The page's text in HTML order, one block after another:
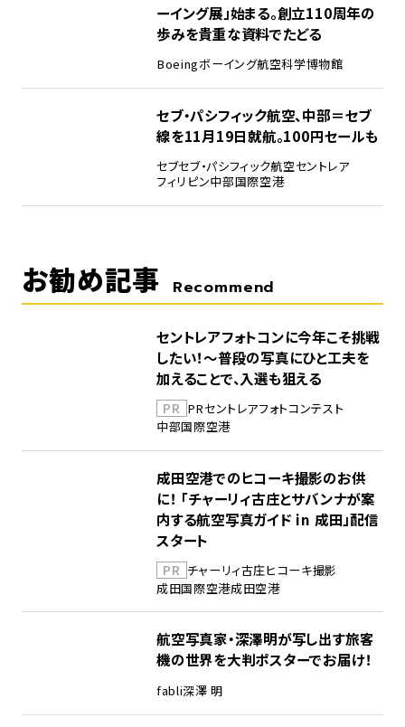
ーイング展」始まる。創立110周年の
歩みを貴重な資料でたどる
Boeingボーイング航空科学博物館
セブ・パシフィック航空、中部＝セブ
線を11月19日就航。100円セールも
セブセブ・パシフィック航空セントレア
フィリピン中部国際空港
お勧め記事 Recommend
セントレアフォトコンに今年こそ挑戦
したい！～普段の写真にひと工夫を
加えることで、入選も狙える
PR PRセントレアフォトコンテスト
中部国際空港
成田空港でのヒコーキ撮影のお供
に！ 「チャーリィ古庄とサバンナが案
内する航空写真ガイド in 成田」配信
スタート
PR チャーリィ古庄ヒコーキ撮影
成田国際空港成田空港
航空写真家・深澤明が写し出す旅客
機の世界を大判ポスターでお届け！
fabli深澤 明